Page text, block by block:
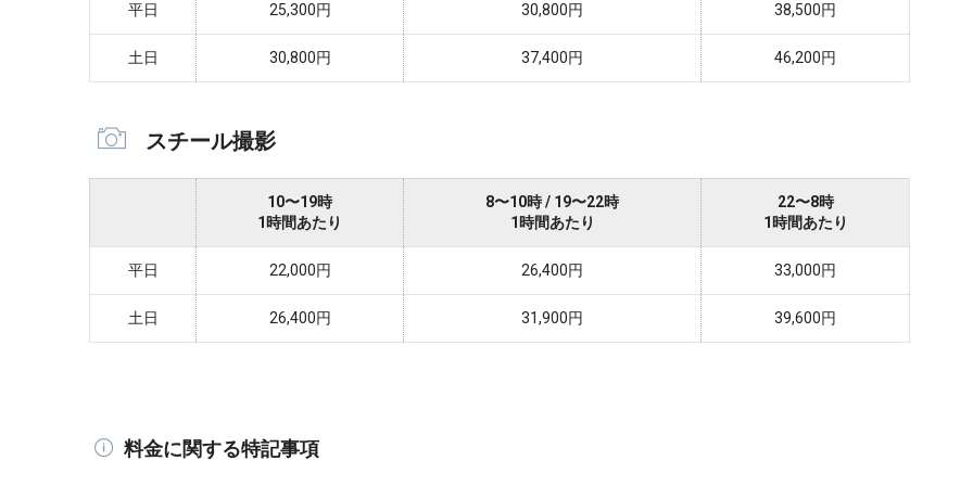
平日 25,300円 30,800円 38,500円
土日 30,800円 37,400円 46,200円
スチール撮影
10〜19時
1時間あたり
8〜10時 / 19〜22時
1時間あたり
22〜8時
1時間あたり
平日 22,000円 26,400円 33,000円
土日 26,400円 31,900円 39,600円
料金に関する特記事項